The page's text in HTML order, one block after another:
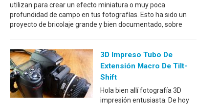
utilizan para crear un efecto miniatura o muy poca
profundidad de campo en tus fotografías. Esto ha sido un
proyecto de bricolaje grande y bien documentado, sobre
3D Impreso Tubo De
Extensión Macro De Tilt-
Shift
Hola bien allí fotografía 3D
impresión entusiasta. De hoy